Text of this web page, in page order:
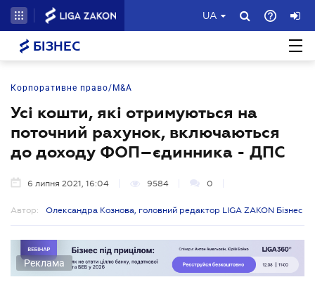
UA
БІЗНЕС
Корпоративне право/M&A
Усі кошти, які отримуються на
поточний рахунок, включаються
до доходу ФОП–єдинника - ДПС
6 липня 2021, 16:04 9584 0
Автор: Олександра Кознова, головний редактор LIGA ZAKON Бізнес
Реклама